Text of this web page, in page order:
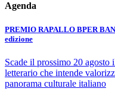
Agenda
PREMIO RAPALLO BPER
edizione
Scade il prossimo 20 agosto
letterario che intende
panorama culturale italiano